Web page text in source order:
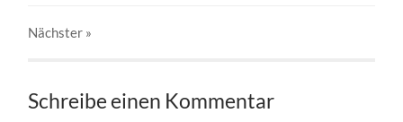
Nächster »
Schreibe einen Kommentar